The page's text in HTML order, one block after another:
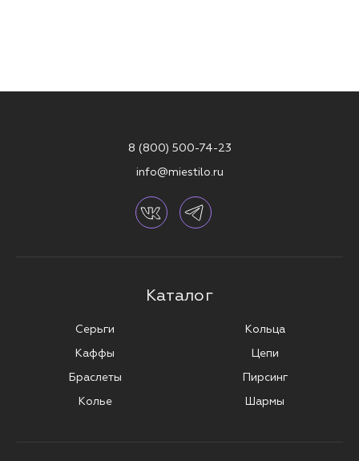
8 (800) 500-74-23
info@miestilo.ru
Каталог
Серьги
Каффы
Браслеты
Колье
Кольца
Цепи
Пирсинг
Шармы